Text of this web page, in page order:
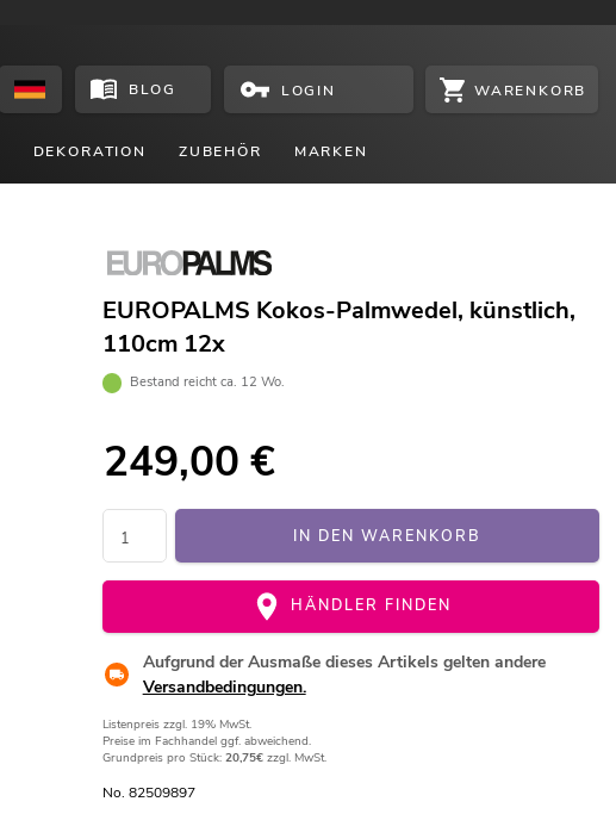
BLOG LOGIN WARENKORB
DEKORATION ZUBEHÖR MARKEN
EUROPALMS Kokos-Palmwedel, künstlich,
110cm 12x
Bestand reicht ca. 12 Wo.
249,00 €
IN DEN WARENKORB
HÄNDLER FINDEN
Aufgrund der Ausmaße dieses Artikels gelten andere
Versandbedingungen.
Listenpreis zzgl. 19% MwSt.
Preise im Fachhandel ggf. abweichend.
Grundpreis pro Stück: 20,75€zzgl. MwSt.
No. 82509897